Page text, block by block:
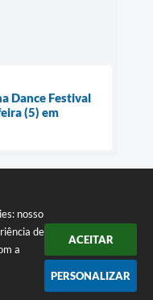
nosso
de
a
ACEITAR
PERSONALIZAR
Dance Festival
(5) em